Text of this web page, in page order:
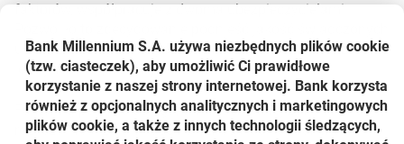
faktorów, współpracuje z dwoma ubezpieczycielami.
usług, zwiększyć elastyczność finansowania i jeszcze
lepiej trafić w potrzeby klientów.
Faktoring pełny to usługa, w ramach której bank finansuje,
rozlicza i realizuje inkaso należności od kontrahentów
Bank Millennium S.A. używa niezbędnych plików cookie
(tzw. ciasteczek), aby umożliwić Ci prawidłowe
korzystanie z naszej strony internetowej. Bank korzysta
również z opcjonalnych analitycznych i marketingowych
plików cookie, a także z innych technologii śledzących,